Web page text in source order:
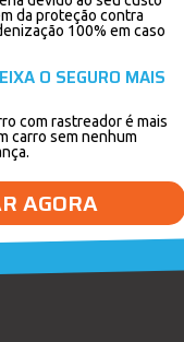
da proteção contra
100% em caso
O SEGURO MAIS
com rastreador é mais
carro sem nenhum
AGORA